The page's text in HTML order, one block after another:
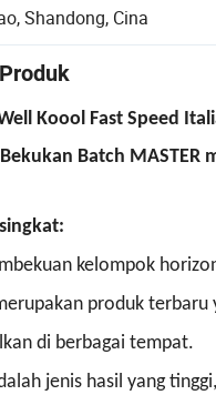
Shandong, Cina
Koool Fast Speed
Bekukan Batch MASTER
kelompok
produk terbaru
di berbagai tempat.
jenis hasil yang